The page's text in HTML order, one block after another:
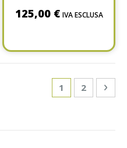
125,00 € IVA ESCLUSA
Page
You're
1 Page
2